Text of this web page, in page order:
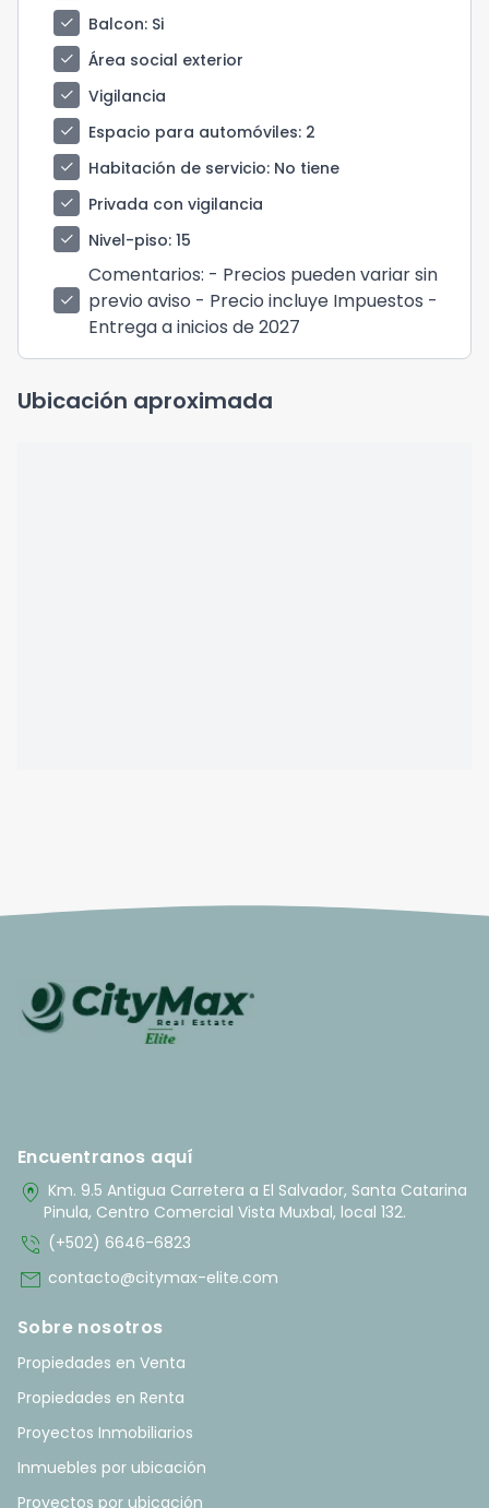
check
Balcon: Si
check
Área social exterior
check
Vigilancia
check
Espacio para automóviles: 2
check
Habitación de servicio: No tiene
check
Privada con vigilancia
check
Nivel-piso: 15
check
Comentarios: - Precios pueden variar sin
previo aviso - Precio incluye Impuestos -
Entrega a inicios de 2027
Ubicación aproximada
Encuentranos aquí
home_pin Km. 9.5 Antigua Carretera a El Salvador, Santa Catarina
Pinula, Centro Comercial Vista Muxbal, local 132.
phone_in_talk (+502) 6646-6823
mail contacto@citymax-elite.com
Sobre nosotros
Propiedades en Venta
Propiedades en Renta
Proyectos Inmobiliarios
Inmuebles por ubicación
Proyectos por ubicación